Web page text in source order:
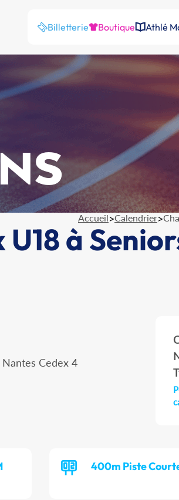
Billetterie Boutique Athlé
Accueil>Calendrier>
à
Cedex 4
400m Piste